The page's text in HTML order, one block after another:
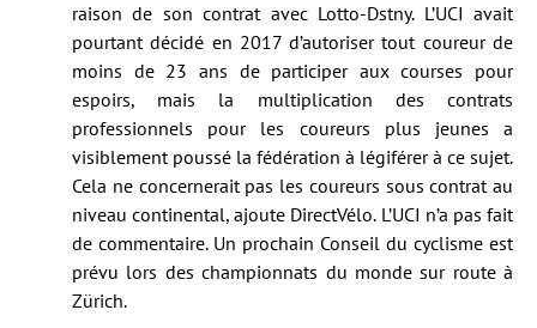
raison de son contrat avec Lotto-Dstny. L’UCI avait
pourtant décidé en 2017 d’autoriser tout coureur de
moins de 23 ans de participer aux courses pour
espoirs, mais la multiplication des contrats
professionnels pour les coureurs plus jeunes a
visiblement poussé la fédération à légiférer à ce sujet.
Cela ne concernerait pas les coureurs sous contrat au
niveau continental, ajoute DirectVélo. L’UCI n’a pas fait
de commentaire. Un prochain Conseil du cyclisme est
prévu lors des championnats du monde sur route à
Zürich.